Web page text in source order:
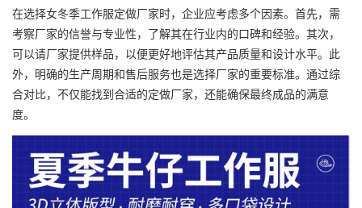
在选择女冬季工作服定做厂家时，企业应考虑多个因素。首先，需
考察厂家的信誉与专业性，了解其在行业内的口碑和经验。其次，
可以请厂家提供样品，以便更好地评估其产品质量和设计水平。此
外，明确的生产周期和售后服务也是选择厂家的重要标准。通过综
合对比，不仅能找到合适的定做厂家，还能确保最终成品的满意
度。